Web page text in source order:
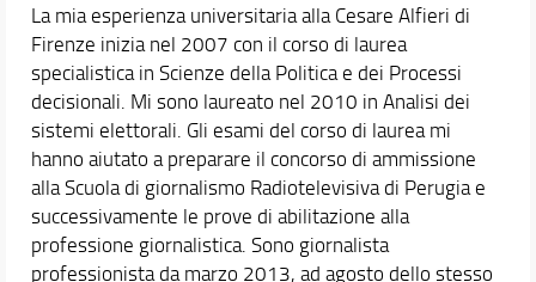
La mia esperienza universitaria alla Cesare Alfieri di
Firenze inizia nel 2007 con il corso di laurea
specialistica in Scienze della Politica e dei Processi
decisionali. Mi sono laureato nel 2010 in Analisi dei
sistemi elettorali. Gli esami del corso di laurea mi
hanno aiutato a preparare il concorso di ammissione
alla Scuola di giornalismo Radiotelevisiva di Perugia e
successivamente le prove di abilitazione alla
professione giornalistica. Sono giornalista
professionista da marzo 2013, ad agosto dello stesso